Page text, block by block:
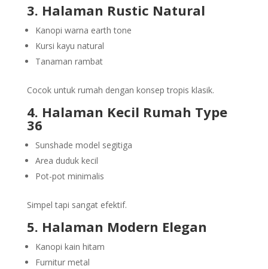
3. Halaman Rustic Natural
Kanopi warna earth tone
Kursi kayu natural
Tanaman rambat
Cocok untuk rumah dengan konsep tropis klasik.
4. Halaman Kecil Rumah Type
36
Sunshade model segitiga
Area duduk kecil
Pot-pot minimalis
Simpel tapi sangat efektif.
5. Halaman Modern Elegan
Kanopi kain hitam
Furnitur metal